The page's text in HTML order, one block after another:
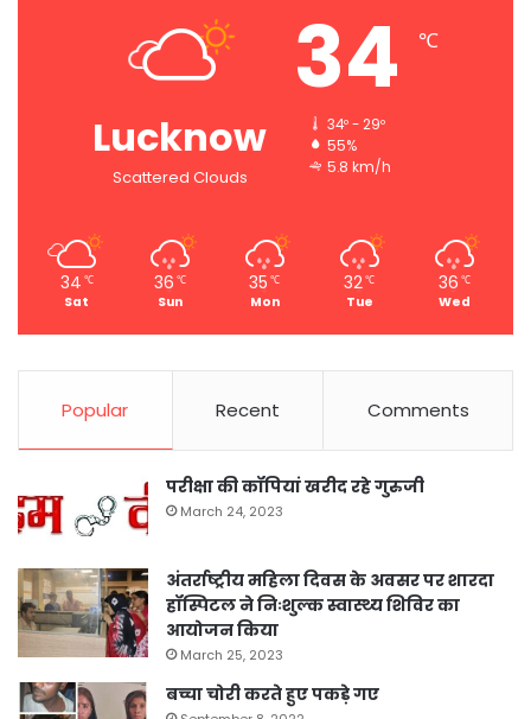
Lucknow
Scattered Clouds
34 ℃
34º - 29º
55%
5.8 km/h
34 ℃
Sat
36 ℃
Sun
35 ℃
Mon
32℃
Tue
36 ℃
Wed
Popular Recent Comments
परीक्षा की कॉपियां खरीद रहे गुरुजी
March 24, 2023
अंतर्राष्ट्रीय महिला दिवस के अवसर पर शारदा
हॉस्पिटल ने निःशुल्क स्वास्थ्य शिविर का
आयोजन किया
March 25, 2023
बच्चा चोरी करते हुए पकड़े गए